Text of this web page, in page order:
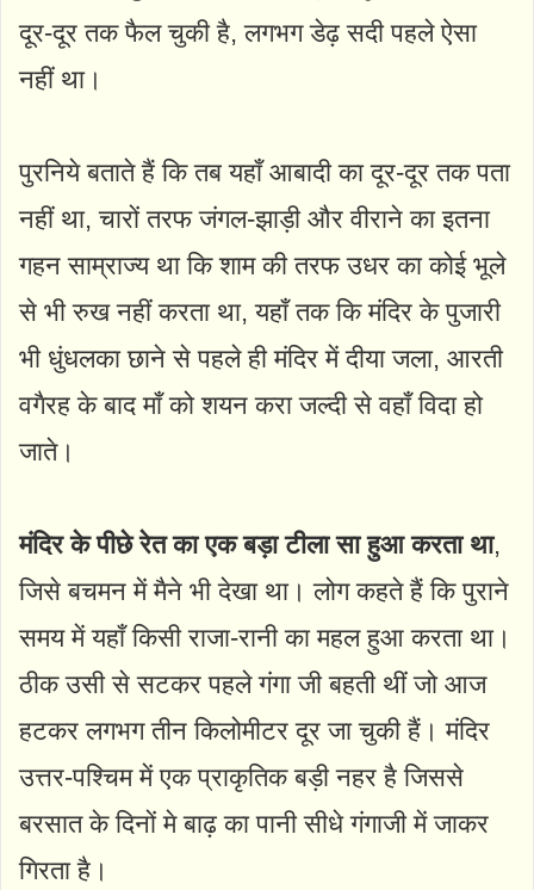
दूर-दूर तक फैल चुकी है, लगभग डेढ़ सदी पहले ऐसा
नहीं था।
पुरनिये बताते हैं कि तब यहाँ आबादी का दूर-दूर तक पता
नहीं था, चारों तरफ जंगल-झाड़ी और वीराने का इतना
गहन साम्राज्य था कि शाम की तरफ उधर का कोई भूले
से भी रुख नहीं करता था, यहाँ तक कि मंदिर के पुजारी
भी धुंधलका छाने से पहले ही मंदिर में दीया जला, आरती
वगैरह के बाद माँ को शयन करा जल्दी से वहाँ विदा हो
जाते।
मंदिर के पीछे रेत का एक बड़ा टीला सा हुआ करता था,
जिसे बचमन में मैने भी देखा था। लोग कहते हैं कि पुराने
समय में यहाँ किसी राजा-रानी का महल हुआ करता था।
ठीक उसी से सटकर पहले गंगा जी बहती थीं जो आज
हटकर लगभग तीन किलोमीटर दूर जा चुकी हैं। मंदिर
उत्तर-पश्चिम में एक प्राकृतिक बड़ी नहर है जिससे
बरसात के दिनों मे बाढ़ का पानी सीधे गंगाजी में जाकर
गिरता है।